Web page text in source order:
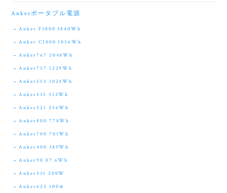
Ankerポータブル電源
Anker F3800 3840Wh
Anker C1000 1056Wh
Anker767 2048Wh
Anker757 1229Wh
Anker555 1024Wh
Anker535 512Wh
Anker521 256Wh
Anker800 778Wh
Anker700 701Wh
Anker400 389Wh
Anker90 87.6Wh
Anker531 200W
Anker625 100ｗ